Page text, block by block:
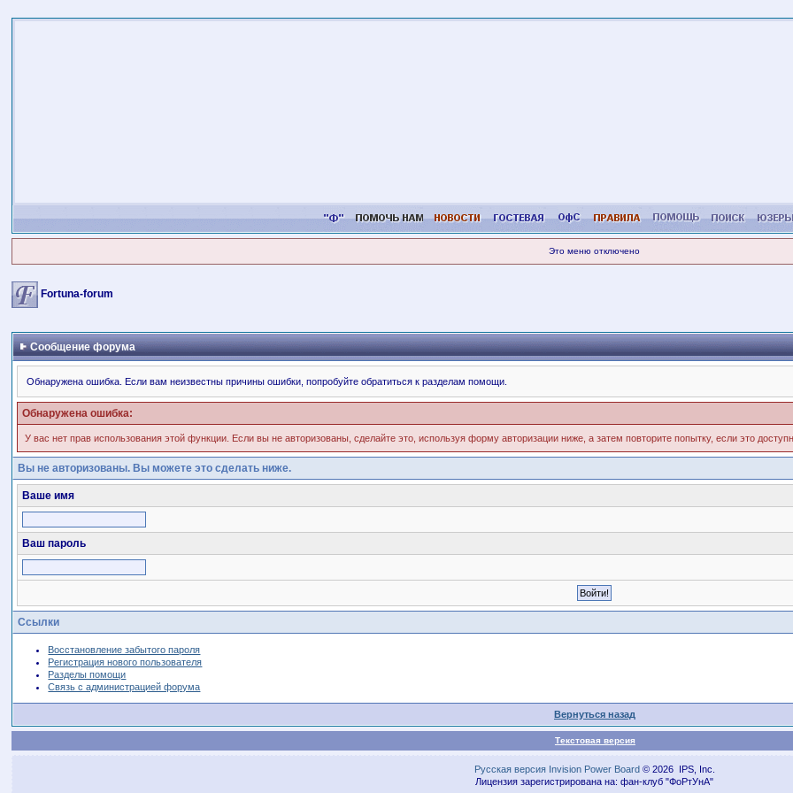
Это меню отключено
Fortuna-forum
Сообщение форума
Обнаружена ошибка. Если вам неизвестны причины ошибки, попробуйте обратиться к разделам помощи.
Обнаружена ошибка:
У вас нет прав использования этой функции. Если вы не авторизованы, сделайте это, используя форму авторизации ниже, а затем повторите попытку, если это
Вы не авторизованы. Вы можете это сделать ниже.
Ваше имя
Ваш пароль
Ссылки
Восстановление забытого пароля
Регистрация нового пользователя
Разделы помощи
Связь с администрацией форума
Вернуться назад
Текстовая версия
Русская версия Invision Power Board© 2026 IPS, Inc.
Лицензия зарегистрирована на: фан-клуб "ФоРтУнА"